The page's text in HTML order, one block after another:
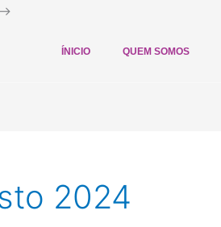
>
ÍNICIO QUEM SOMOS
2024